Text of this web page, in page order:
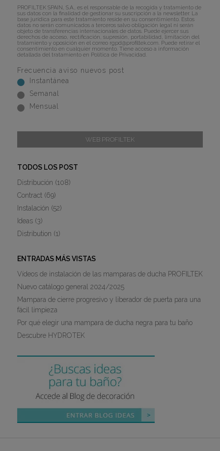
PROFILTEK SPAIN, S.A., es el responsable de la recogida y tratamiento de
sus datos con la finalidad de gestionar su suscripción a la newsletter. La
base jurídica para este tratamiento reside en su consentimiento. Estos
datos no serán comunicados a terceros salvo obligación legal ni serán
objeto de transferencias internacionales de datos. Puede ejercer sus
derechos de acceso, rectificación, supresión, portabilidad, limitación del
tratamiento y oposición en el correo rgpd@profiltek.com . Puede retirar el
consentimiento en cualquier momento. Tiene acceso a información
detallada del tratamiento en Política de Privacidad
Frecuencia aviso nuevos post
Instantánea
Semanal
Mensual
WEB PROFILTEK
TODOS LOS POST
Distribución (108)
Contract (69)
Instalación (52)
Ideas (3)
Distribution (1)
ENTRADAS MÁS VISTAS
Vídeos de instalación de las mamparas de ducha PROFILTEK
Nuevo catálogo general 2024/2025
Mampara de cierre progresivo y liberador de puerta para una
fácil limpieza
Por qué elegir una mampara de ducha negra para tu baño
Descubre HYDROTEK